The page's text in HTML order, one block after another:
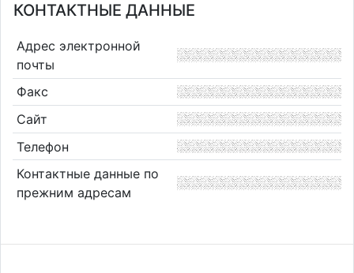
КОНТАКТНЫЕ ДАННЫЕ
Адрес электронной
почты
Факс
Сайт
Телефон
Контактные данные по
прежним адресам